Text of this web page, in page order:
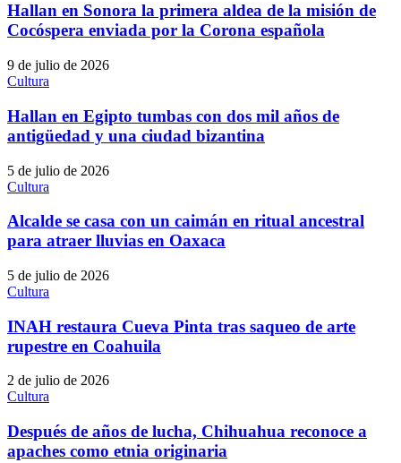
Hallan en Sonora la primera aldea de la misión de
Cocóspera enviada por la Corona española
9 de julio de 2026
Cultura
Hallan en Egipto tumbas con dos mil años de
antigüedad y una ciudad bizantina
5 de julio de 2026
Cultura
Alcalde se casa con un caimán en ritual ancestral
para atraer lluvias en Oaxaca
5 de julio de 2026
Cultura
INAH restaura Cueva Pinta tras saqueo de arte
rupestre en Coahuila
2 de julio de 2026
Cultura
Después de años de lucha, Chihuahua reconoce a
apaches como etnia originaria